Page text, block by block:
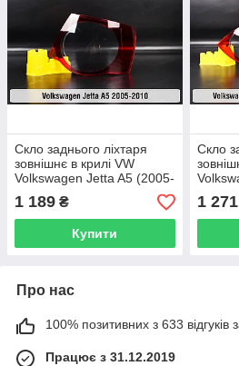
Скло заднього ліхтаря
зовнішнє в крилі VW
Volkswagen Jetta A5 (2005-
2010) праве
1 189 ₴
Купити
Скло
1 271
Про нас
100% позитивних з 633 відгуків
Працює з 31.12.2019